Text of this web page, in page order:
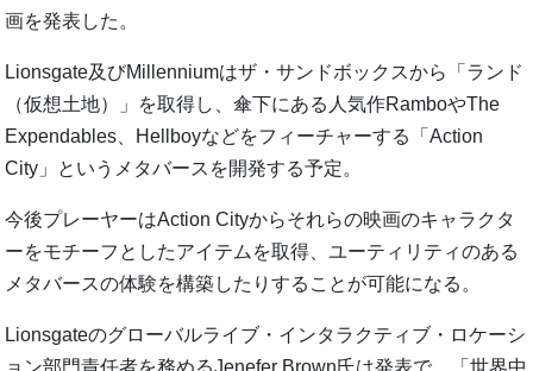
画を発表した。
Lionsgate及びMillenniumはザ・サンドボックスから「ランド
（仮想土地）」を取得し、傘下にある人気作RamboやThe
Expendables、Hellboyなどをフィーチャーする「Action
City」というメタバースを開発する予定。
今後プレーヤーはAction Cityからそれらの映画のキャラクタ
ーをモチーフとしたアイテムを取得、ユーティリティのある
メタバースの体験を構築したりすることが可能になる。
Lionsgateのグローバルライブ・インタラクティブ・ロケーシ
ョン部門責任者を務めるJenefer Brown氏は発表で、「世界中